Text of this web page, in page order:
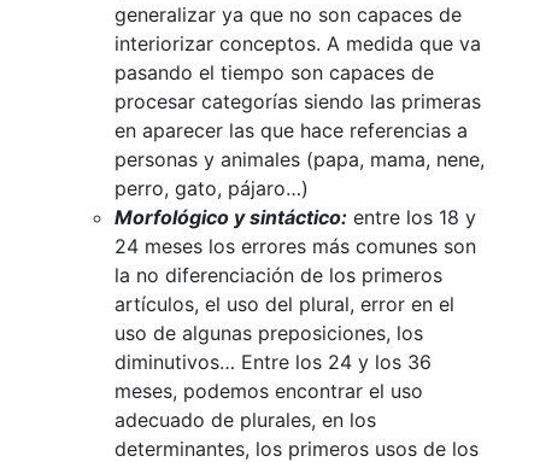
generalizar ya que no son capaces de
interiorizar conceptos. A medida que va
pasando el tiempo son capaces de
procesar categorías siendo las primeras
en aparecer las que hace referencias a
personas y animales (papa, mama, nene,
perro, gato, pájaro…)
Morfológico y sintáctico: entre los 18 y
24 meses los errores más comunes son
la no diferenciación de los primeros
artículos, el uso del plural, error en el
uso de algunas preposiciones, los
diminutivos… Entre los 24 y los 36
meses, podemos encontrar el uso
adecuado de plurales, en los
determinantes, los primeros usos de los